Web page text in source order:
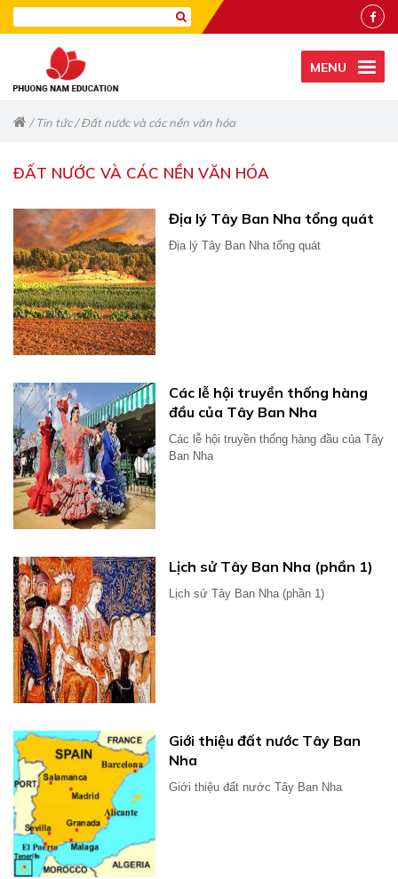
MENU
/Tin tức/Đất nước và các nền văn hóa
ĐẤT NƯỚC VÀ CÁC NỀN VĂN HÓA
Địa lý Tây Ban Nha tổng quát
Địa lý Tây Ban Nha tổng quát
Các lễ hội truyền thống hàng
đầu của Tây Ban Nha
Các lễ hội truyền thống hàng đầu của Tây
Ban Nha
Lịch sử Tây Ban Nha (phần 1)
Lịch sử Tây Ban Nha (phần 1)
Giới thiệu đất nước Tây Ban
Nha
Giới thiệu đất nước Tây Ban Nha